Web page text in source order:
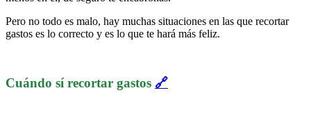
Pero no todo es malo, hay muchas situaciones en las que recortar
gastos es lo correcto y es lo que te hará más feliz.
Cuándo sí recortar gastos 🔗